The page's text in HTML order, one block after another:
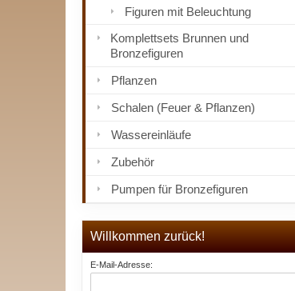
Figuren mit Beleuchtung
Komplettsets Brunnen und
Bronzefiguren
Pflanzen
Schalen (Feuer & Pflanzen)
Wassereinläufe
Zubehör
Pumpen für Bronzefiguren
Willkommen zurück!
E-Mail-Adresse: